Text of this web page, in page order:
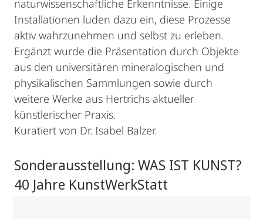
naturwissenschaftliche Erkenntnisse. Einige
Installationen luden dazu ein, diese Prozesse
aktiv wahrzunehmen und selbst zu erleben.
Ergänzt wurde die Präsentation durch Objekte
aus den universitären mineralogischen und
physikalischen Sammlungen sowie durch
weitere Werke aus Hertrichs aktueller
künstlerischer Praxis.
Kuratiert von Dr. Isabel Balzer.
Sonderausstellung: WAS IST KUNST?
40 Jahre KunstWerkStatt